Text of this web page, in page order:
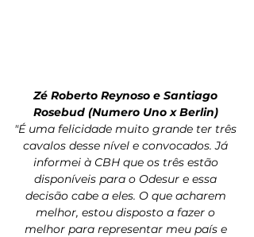
Zé Roberto Reynoso e Santiago
Rosebud (Numero Uno x Berlin)
"É uma felicidade muito grande ter três
cavalos desse nível e convocados. Já
informei à CBH que os três estão
disponíveis para o Odesur e essa
decisão cabe a eles. O que acharem
melhor, estou disposto a fazer o
melhor para representar meu país e